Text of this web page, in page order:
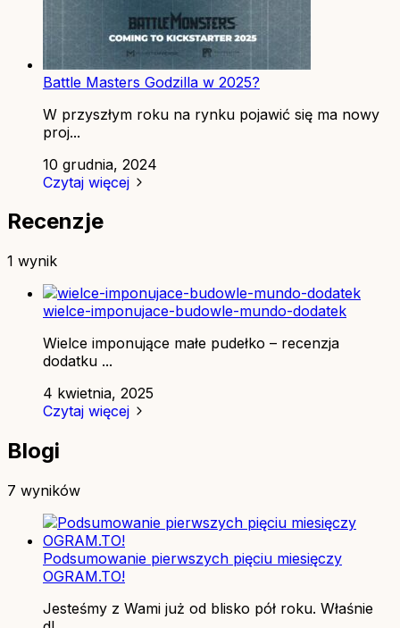
Battle Masters Godzilla w 2025?
W przyszłym roku na rynku pojawić się ma nowy
proj...
10 grudnia, 2024
Czytaj więcej
Recenzje
1 wynik
wielce-imponujace-budowle-mundo-dodatek
Wielce imponujące małe pudełko – recenzja
dodatku ...
4 kwietnia, 2025
Czytaj więcej
Blogi
7 wyników
Podsumowanie pierwszych pięciu miesięczy
OGRAM.TO!
Jesteśmy z Wami już od blisko pół roku. Właśnie